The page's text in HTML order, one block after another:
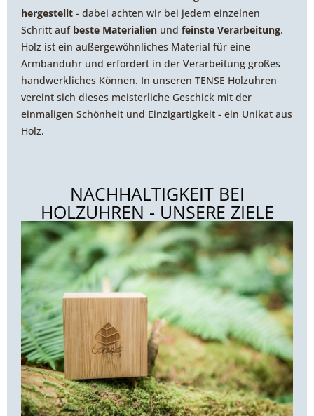
hergestellt - dabei achten wir bei jedem einzelnen
Schritt auf beste Materialien und feinste Verarbeitung.
Holz ist ein außergewöhnliches Material für eine
Armbanduhr und erfordert in der Verarbeitung großes
handwerkliches Können. In unseren TENSE Holzuhren
vereint sich dieses meisterliche Geschick mit der
einmaligen Schönheit und Einzigartigkeit - ein Unikat aus
Holz.
NACHHALTIGKEIT BEI
HOLZUHREN - UNSERE ZIELE